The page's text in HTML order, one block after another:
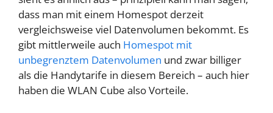
dass man mit einem Homespot derzeit
vergleichsweise viel Datenvolumen bekommt. Es
gibt mittlerweile auch Homespot mit
unbegrenztem Datenvolumen und zwar billiger
als die Handytarife in diesem Bereich – auch hier
haben die WLAN Cube also Vorteile.